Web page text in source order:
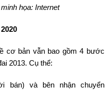
họa: Internet
cơ bản vẫn bao gồm 4 bước
2013. Cụ thể:
bán) và bên nhận chuyển